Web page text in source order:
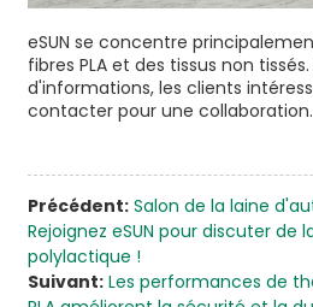
eSUN se concentre
fibres PLA et des tissus non
d'informations, les clients
contacter pour une collaboration.
Précédent: Salon de la laine
Rejoignez eSUN pour discuter de
polylactique !
Suivant: Les performances de